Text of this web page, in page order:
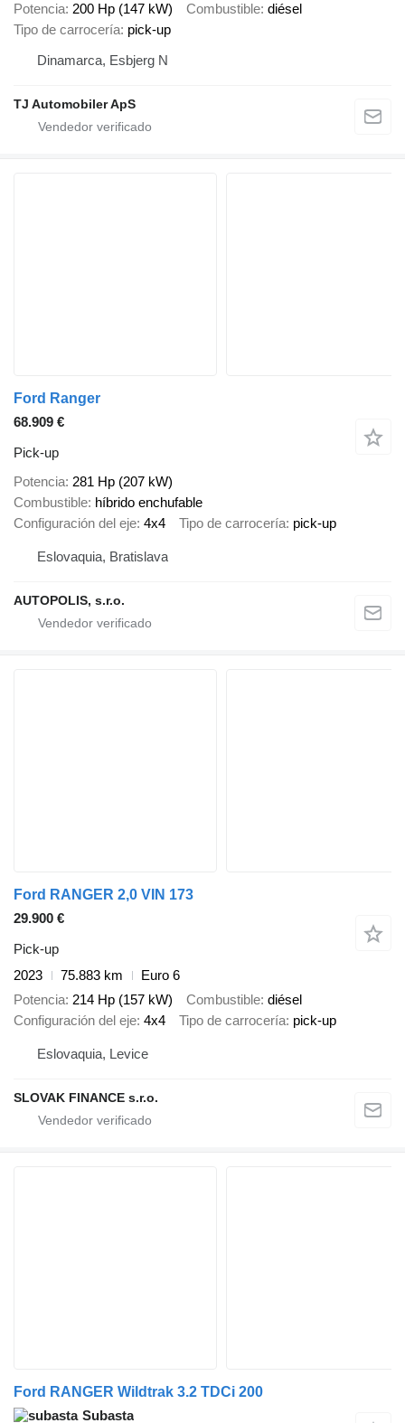
Potencia 200 Hp (147 kW) Combustible diésel
Tipo de carrocería pick-up
Dinamarca, Esbjerg N
TJ Automobiler ApS
Ford Ranger
68.909 €
Pick-up
Potencia 281 Hp (207 kW)
Combustible híbrido enchufable
Configuración del eje 4x4 Tipo de carrocería pick-up
Eslovaquia, Bratislava
AUTOPOLIS, s.r.o.
Ford RANGER 2,0 VIN 173
29.900 €
Pick-up
2023
75.883 km
Euro 6
Potencia 214 Hp (157 kW) Combustible diésel
Configuración del eje 4x4 Tipo de carrocería pick-up
Eslovaquia, Levice
SLOVAK FINANCE s.r.o.
Ford RANGER Wildtrak 3.2 TDCi 200
Subasta